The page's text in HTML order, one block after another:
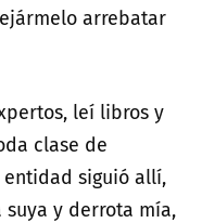
arrebatar
leí libros y
clase de
siguió allí,
y derrota mía,